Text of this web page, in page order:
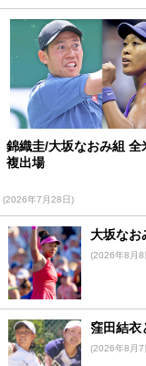
錦織圭/大坂なおみ組 全
複出場
(2026年7月28日)
大坂なお
(2026年8月8
窪田結衣
(2026年8月7